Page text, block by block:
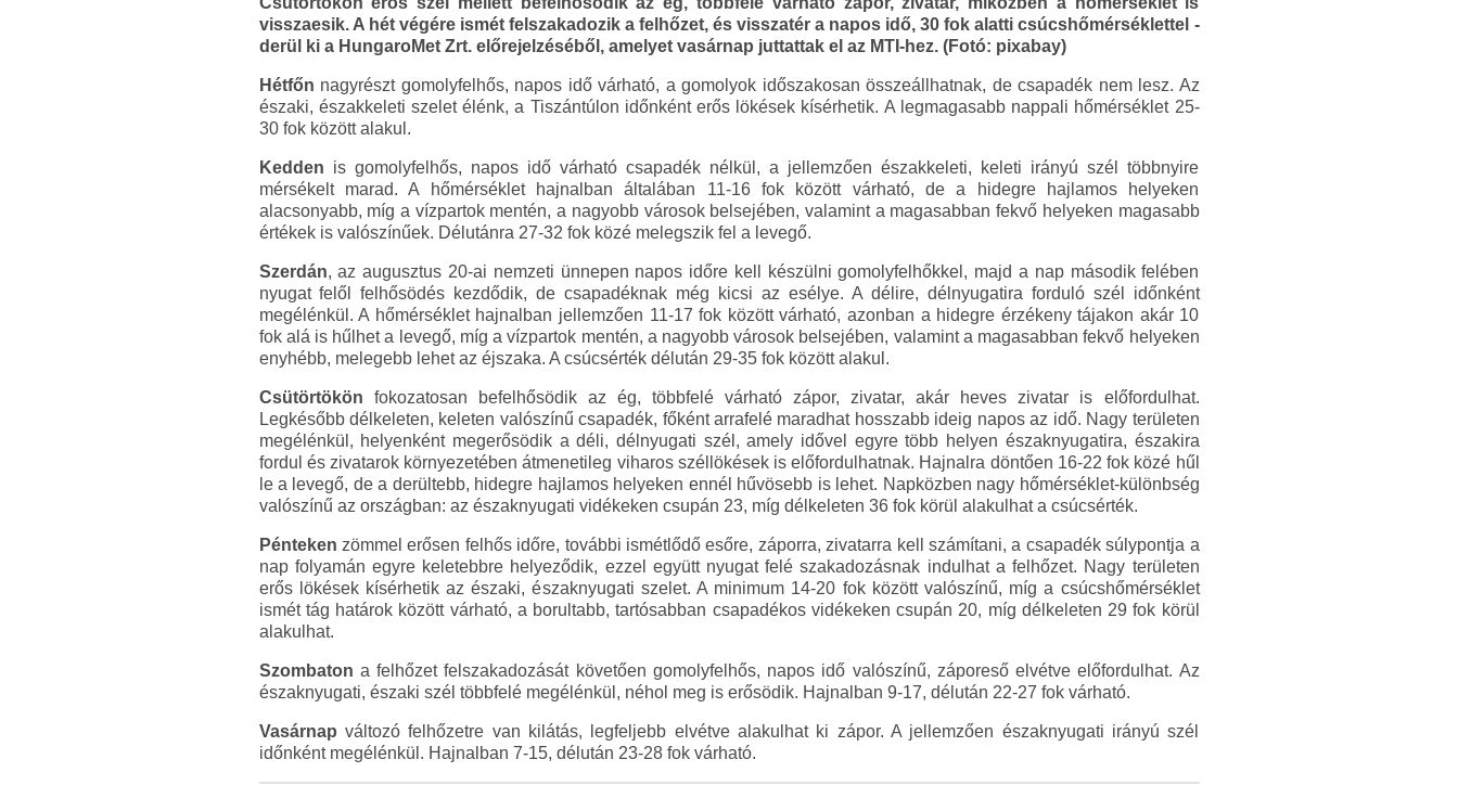
visszaesik. A hét végére ismét felszakadozik a felhőzet, és visszatér a napos idő, 30 fok alatti csúcshőmérséklettel -
derül ki a HungaroMet Zrt. előrejelzéséből, amelyet vasárnap juttattak el az MTI-hez. (Fotó: pixabay)
Hétfőn nagyrészt gomolyfelhős, napos idő várható, a gomolyok időszakosan összeállhatnak, de csapadék nem lesz. Az
északi, északkeleti szelet élénk, a Tiszántúlon időnként erős lökések kísérhetik. A legmagasabb nappali hőmérséklet 25-
30 fok között alakul.
Kedden is gomolyfelhős, napos idő várható csapadék nélkül, a jellemzően északkeleti, keleti irányú szél többnyire
mérsékelt marad. A hőmérséklet hajnalban általában 11-16 fok között várható, de a hidegre hajlamos helyeken
alacsonyabb, míg a vízpartok mentén, a nagyobb városok belsejében, valamint a magasabban fekvő helyeken magasabb
értékek is valószínűek. Délutánra 27-32 fok közé melegszik fel a levegő.
Szerdán, az augusztus 20-ai nemzeti ünnepen napos időre kell készülni gomolyfelhőkkel, majd a nap második felében
nyugat felől felhősödés kezdődik, de csapadéknak még kicsi az esélye. A délire, délnyugatira forduló szél időnként
megélénkül. A hőmérséklet hajnalban jellemzően 11-17 fok között várható, azonban a hidegre érzékeny tájakon akár 10
fok alá is hűlhet a levegő, míg a vízpartok mentén, a nagyobb városok belsejében, valamint a magasabban fekvő helyeken
enyhébb, melegebb lehet az éjszaka. A csúcsérték délután 29-35 fok között alakul.
Csütörtökön fokozatosan befelhősödik az ég, többfelé várható zápor, zivatar, akár heves zivatar is előfordulhat.
Legkésőbb délkeleten, keleten valószínű csapadék, főként arrafelé maradhat hosszabb ideig napos az idő. Nagy területen
megélénkül, helyenként megerősödik a déli, délnyugati szél, amely idővel egyre több helyen északnyugatira, északira
fordul és zivatarok környezetében átmenetileg viharos széllökések is előfordulhatnak. Hajnalra döntően 16-22 fok közé hűl
le a levegő, de a derültebb, hidegre hajlamos helyeken ennél hűvösebb is lehet. Napközben nagy hőmérséklet-különbség
valószínű az országban: az északnyugati vidékeken csupán 23, míg délkeleten 36 fok körül alakulhat a csúcsérték.
Pénteken zömmel erősen felhős időre, további ismétlődő esőre, záporra, zivatarra kell számítani, a csapadék súlypontja a
nap folyamán egyre keletebbre helyeződik, ezzel együtt nyugat felé szakadozásnak indulhat a felhőzet. Nagy területen
erős lökések kísérhetik az északi, északnyugati szelet. A minimum 14-20 fok között valószínű, míg a csúcshőmérséklet
ismét tág határok között várható, a borultabb, tartósabban csapadékos vidékeken csupán 20, míg délkeleten 29 fok körül
alakulhat.
Szombaton a felhőzet felszakadozását követően gomolyfelhős, napos idő valószínű, záporeső elvétve előfordulhat. Az
északnyugati, északi szél többfelé megélénkül, néhol meg is erősödik. Hajnalban 9-17, délután 22-27 fok várható.
Vasárnap változó felhőzetre van kilátás, legfeljebb elvétve alakulhat ki zápor. A jellemzően északnyugati irányú szél
időnként megélénkül. Hajnalban 7-15, délután 23-28 fok várható.